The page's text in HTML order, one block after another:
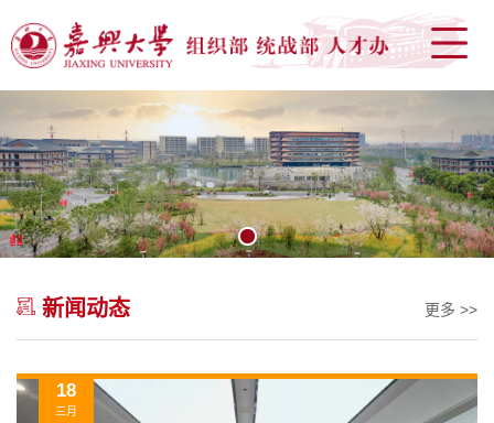
嘉兴大学组织部、统战部
部门简介
通知公告
组织工作
Toggle
干部工作
新闻动态 更多 >>
18
三月